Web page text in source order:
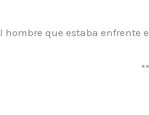
que estaba